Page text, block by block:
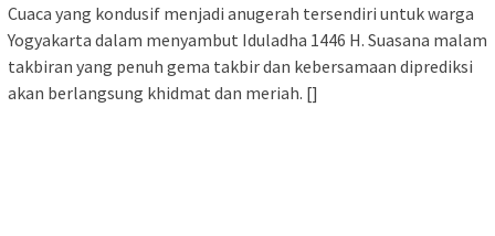
Cuaca yang kondusif menjadi anugerah tersendiri untuk warga
Yogyakarta dalam menyambut Iduladha 1446 H. Suasana malam
takbiran yang penuh gema takbir dan kebersamaan diprediksi
akan berlangsung khidmat dan meriah. []